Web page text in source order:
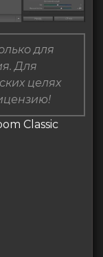
для
Для
целях
Classic